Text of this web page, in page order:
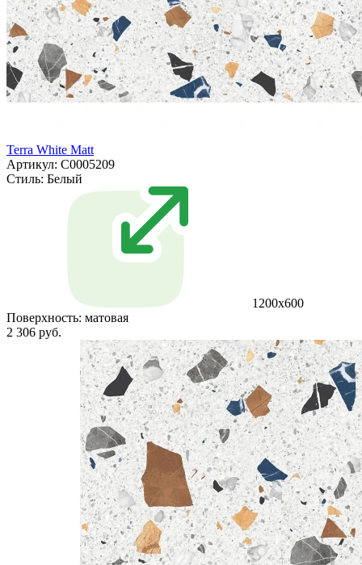
Terra White Matt
Артикул: С0005209
Стиль: Белый
1200x600
Поверхность: матовая
2 306 руб.